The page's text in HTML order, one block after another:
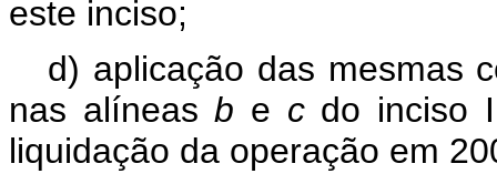
este inciso;
d) aplicação das mesmas
nas alíneasb e c do inciso
liquidação da operação em